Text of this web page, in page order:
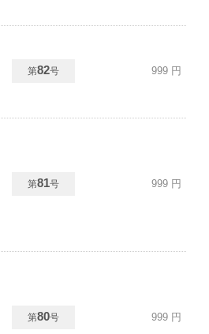
第82号 999 円
第81号 999 円
第80号 999 円